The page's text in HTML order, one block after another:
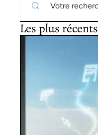
Les plus récents